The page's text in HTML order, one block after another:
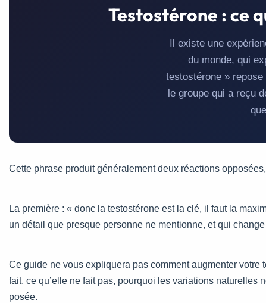
Testostérone : ce
Il existe une
du monde, qui
testostérone » repose
le groupe qui a reçu
Cette phrase produit généralement deux réactions
La première : « donc la testostérone est la clé, il faut la
un détail que presque personne ne mentionne, et qui
Ce guide ne vous expliquera pas comment augmenter
fait, ce qu’elle ne fait pas, pourquoi les variations naturelles
posée.